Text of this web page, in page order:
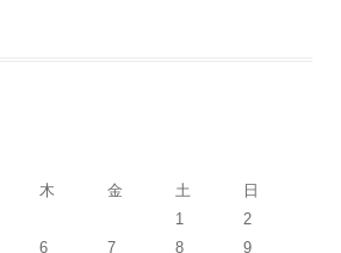
木 金 土 日
1
2
6 7 8
9